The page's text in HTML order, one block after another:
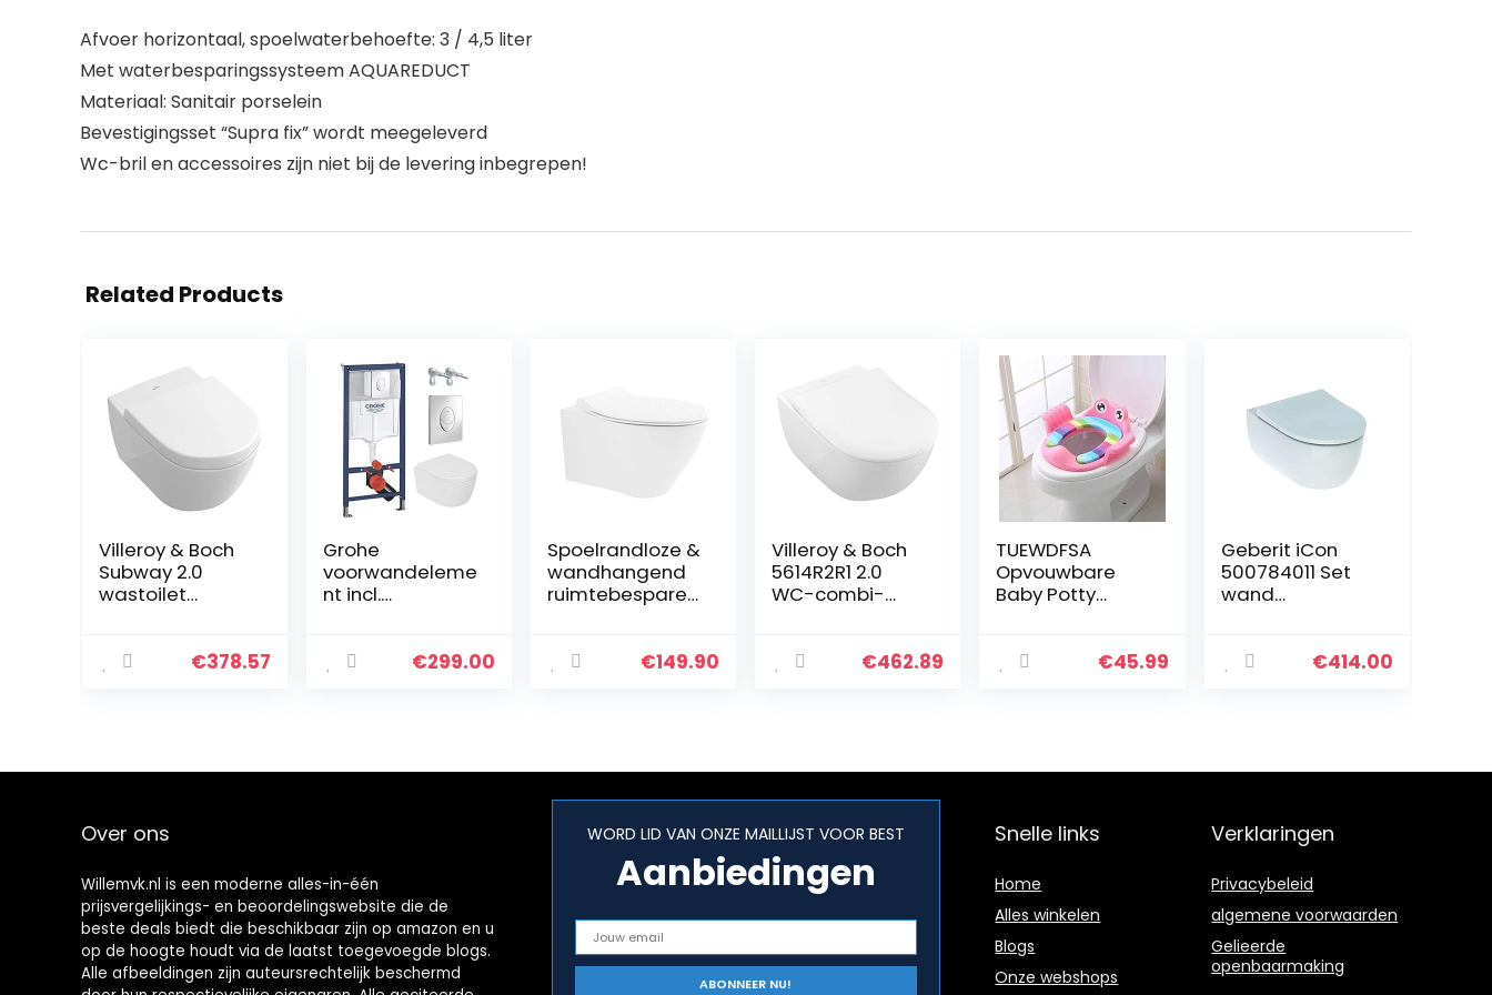
Afvoer horizontaal, spoelwaterbehoefte: 3 / 4,5 liter
Met waterbesparingssysteem AQUAREDUCT
Materiaal: Sanitair porselein
Bevestigingsset “Supra fix” wordt meegeleverd
Wc-bril en accessoires zijn niet bij de levering inbegrepen!
Related Products
Villeroy & Boch
Subway 2.0
wastoilet
355x480mm,
€378.57
Grohe
voorwandeleme
nt incl.
wandtoilet
€299.00
Spoelrandloze &
wandhangend
ruimtebesparen
bidet-taharet
€149.90
Villeroy & Boch
5614R2R1 2.0
WC-combi-
€462.89
TUEWDFSA
Opvouwbare
Baby Potty
Potty Toilet€45.99
Geberit iCon
500784011 Set
wand
spoelrand met
€414.00
Over ons
Willemvk.nl is een moderne alles-in-één
prijsvergelijkings- en beoordelingswebsite die de
beste deals biedt die beschikbaar zijn op amazon en u
op de hoogte houdt via de laatst toegevoegde blogs.
Alle afbeeldingen zijn auteursrechtelijk beschermd
WORD LID VAN ONZE MAILLIJST VOOR BEST
Aanbiedingen
Snelle links
Home
Alles winkelen
Blogs
Onze webshops
Verklaringen
Privacybeleid
algemene voorwaarden
Gelieerde
openbaarmaking